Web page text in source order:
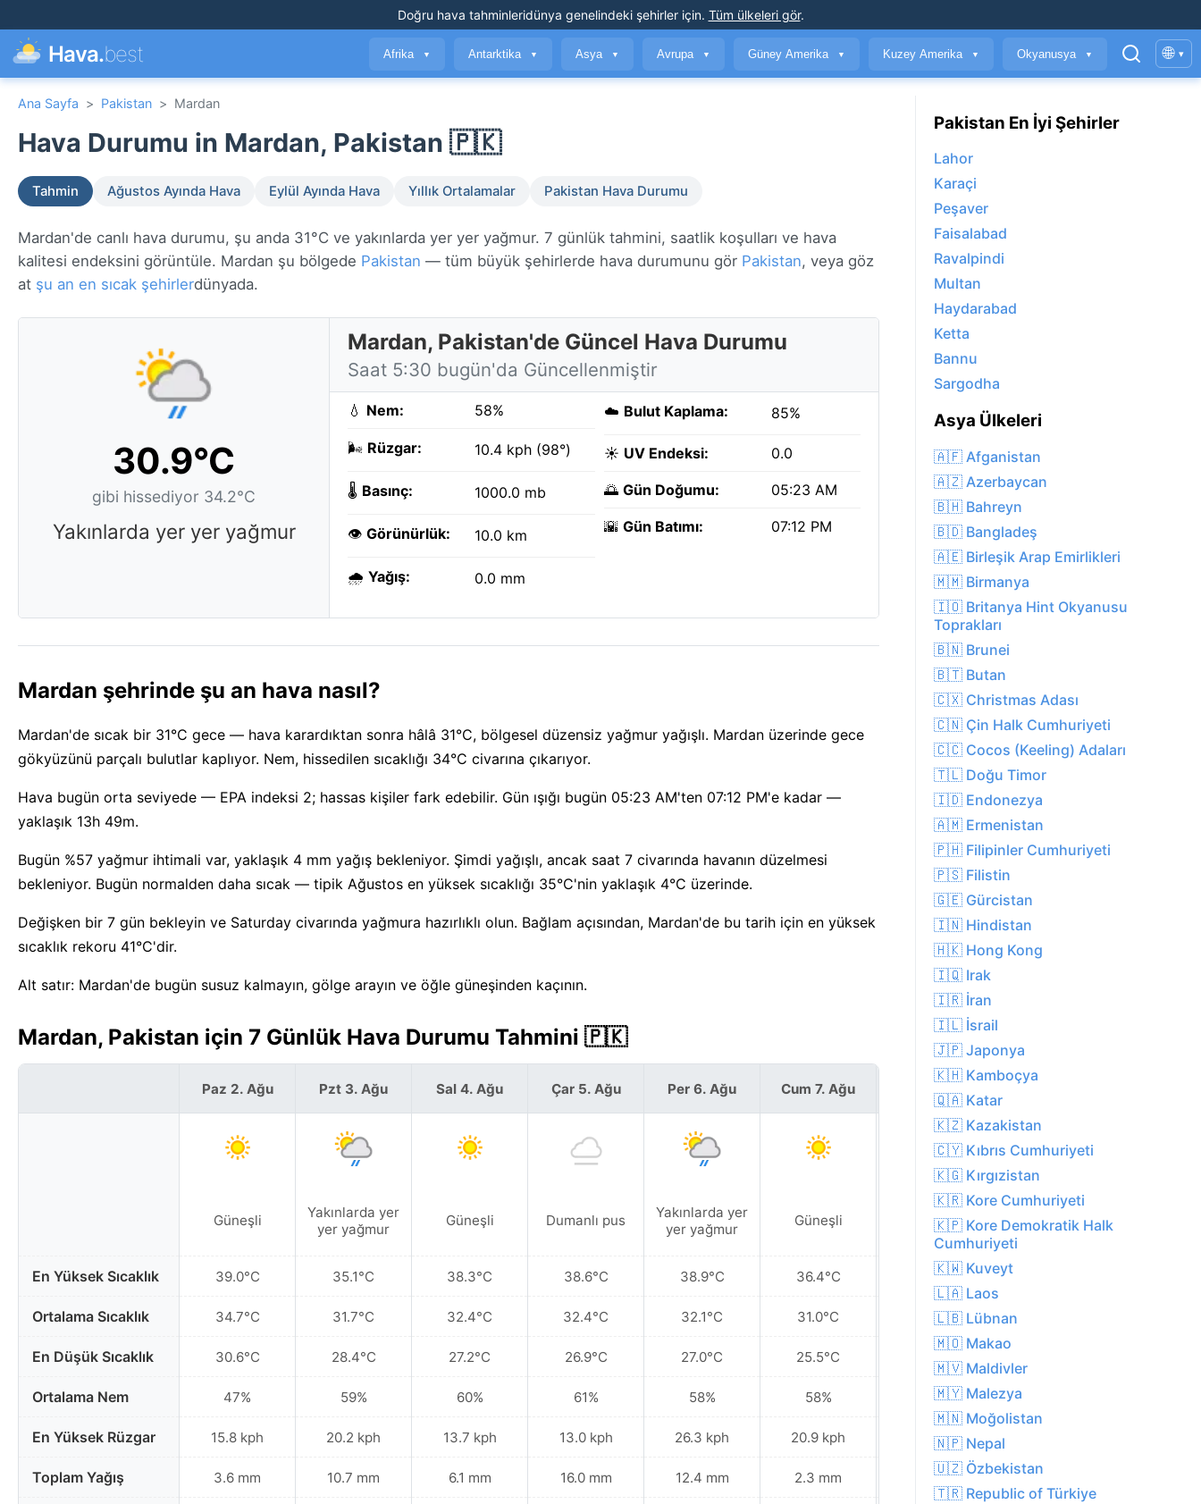
Doğru hava tahminleridünya genelindeki şehirler için. Tüm ülkeleri gör.
Hava.best Afrika ▼ Antarktika ▼ Asya ▼ Avrupa ▼ Güney Amerika ▼ Kuzey Amerika ▼ Okyanusya ▼ 🌐 ▾
Ana Sayfa > Pakistan > Mardan
Hava Durumu in Mardan, Pakistan 🇵🇰
Tahmin Ağustos Ayında Hava Eylül Ayında Hava Yıllık Ortalamalar Pakistan Hava Durumu
Mardan'de canlı hava durumu, şu anda 31°C ve yakınlarda yer yer yağmur. 7 günlük tahmini, saatlik koşulları ve hava
kalitesi endeksini görüntüle. Mardan şu bölgede Pakistan — tüm büyük şehirlerde hava durumunu gör Pakistan, veya göz
at şu an en sıcak şehirlerdünyada.
30.9°C
gibi hissediyor 34.2°C
Yakınlarda yer yer yağmur
Mardan, Pakistan'de Güncel Hava Durumu
Saat 5:30 bugün'da Güncellenmiştir
💧 Nem: 58%
🌬️ Rüzgar: 10.4 kph (98°)
🌡️ Basınç: 1000.0 mb
👁️ Görünürlük: 10.0 km
🌧️ Yağış: 0.0 mm
☁️ Bulut Kaplama: 85%
☀️ UV Endeksi: 0.0
🌅 Gün Doğumu: 05:23 AM
🌇 Gün Batımı: 07:12 PM
Mardan şehrinde şu an hava nasıl?
Mardan'de sıcak bir 31°C gece — hava karardıktan sonra hâlâ 31°C, bölgesel düzensiz yağmur yağışlı. Mardan üzerinde gece
gökyüzünü parçalı bulutlar kaplıyor. Nem, hissedilen sıcaklığı 34°C civarına çıkarıyor.
Hava bugün orta seviyede — EPA indeksi 2; hassas kişiler fark edebilir. Gün ışığı bugün 05:23 AM'ten 07:12 PM'e kadar —
yaklaşık 13h 49m.
Bugün %57 yağmur ihtimali var, yaklaşık 4 mm yağış bekleniyor. Şimdi yağışlı, ancak saat 7 civarında havanın düzelmesi
bekleniyor. Bugün normalden daha sıcak — tipik Ağustos en yüksek sıcaklığı 35°C'nin yaklaşık 4°C üzerinde.
Değişken bir 7 gün bekleyin ve Saturday civarında yağmura hazırlıklı olun. Bağlam açısından, Mardan'de bu tarih için en yüksek
sıcaklık rekoru 41°C'dir.
Alt satır: Mardan'de bugün susuz kalmayın, gölge arayın ve öğle güneşinden kaçının.
Mardan, Pakistan için 7 Günlük Hava Durumu Tahmini 🇵🇰
En Yüksek Sıcaklık
Ortalama Sıcaklık
En Düşük Sıcaklık
Ortalama Nem
En Yüksek Rüzgar
Toplam Yağış
Paz 2. Ağu
Güneşli
39.0°C
34.7°C
30.6°C
47%
15.8 kph
3.6 mm
Pzt 3. Ağu
Yakınlarda yer
yer yağmur
35.1°C
31.7°C
28.4°C
59%
20.2 kph
10.7 mm
Sal 4. Ağu
Güneşli
38.3°C
32.4°C
27.2°C
60%
13.7 kph
6.1 mm
Çar 5. Ağu
Dumanlı pus
38.6°C
32.4°C
26.9°C
61%
13.0 kph
16.0 mm
Per 6. Ağu
Yakınlarda yer
yer yağmur
38.9°C
32.1°C
27.0°C
58%
26.3 kph
12.4 mm
Cum 7. Ağu
Güneşli
36.4°C
31.0°C
25.5°C
58%
20.9 kph
2.3 mm
Güneşli
36.4°C
32.0°C
61%
17.3 kph
19.2 mm
Pakistan En İyi Şehirler
Lahor
Karaçi
Peşaver
Faisalabad
Ravalpindi
Multan
Haydarabad
Ketta
Bannu
Sargodha
Asya Ülkeleri
🇦🇫 Afganistan
🇦🇿 Azerbaycan
🇧🇭 Bahreyn
🇧🇩 Bangladeş
🇦🇪 Birleşik Arap Emirlikleri
🇲🇲 Birmanya
🇮🇴 Britanya Hint Okyanusu
Toprakları
🇧🇳 Brunei
🇧🇹 Butan
🇨🇽 Christmas Adası
🇨🇳 Çin Halk Cumhuriyeti
🇨🇨 Cocos (Keeling) Adaları
🇹🇱 Doğu Timor
🇮🇩 Endonezya
🇦🇲 Ermenistan
🇵🇭 Filipinler Cumhuriyeti
🇵🇸 Filistin
🇬🇪 Gürcistan
🇮🇳 Hindistan
🇭🇰 Hong Kong
🇮🇶 Irak
🇮🇷 İran
🇮🇱 İsrail
🇯🇵 Japonya
🇰🇭 Kamboçya
🇶🇦 Katar
🇰🇿 Kazakistan
🇨🇾 Kıbrıs Cumhuriyeti
🇰🇬 Kırgızistan
🇰🇷 Kore Cumhuriyeti
🇰🇵 Kore Demokratik Halk
Cumhuriyeti
🇰🇼 Kuveyt
🇱🇦 Laos
🇱🇧 Lübnan
🇲🇴 Makao
🇲🇻 Maldivler
🇲🇾 Malezya
🇲🇳 Moğolistan
🇳🇵 Nepal
🇺🇿 Özbekistan
🇹🇷 Republic of Türkiye